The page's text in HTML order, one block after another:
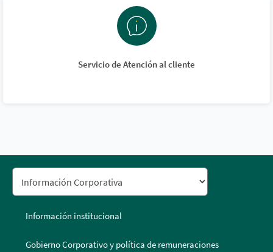
Servicio de Atención al cliente
Información institucional
Gobierno Corporativo y política de remuneraciones